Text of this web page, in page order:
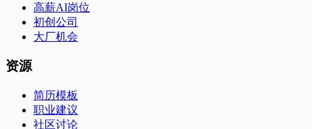
高薪AI岗位
初创公司
大厂机会
资源
简历模板
职业建议
社区讨论